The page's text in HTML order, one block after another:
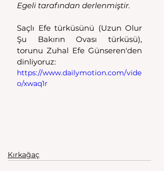
Egeli tarafından derlenmiştir.
Saçlı Efe türküsünü (Uzun Olur
Şu Bakırın Ovası türküsü),
torunu Zuhal Efe Günseren'den
dinliyoruz:
https://www.dailymotion.com/vide
o/xwaq1r
Kırkağaç